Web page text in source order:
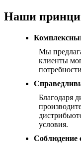
Наши
Мы
клиенты
Благодаря
условия.
Соблюдение